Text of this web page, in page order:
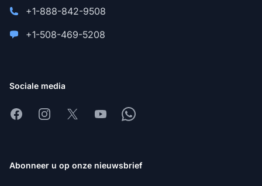
+1-888-842-9508
+1-508-469-5208
Sociale media
FacebookInstagram
X YoutubeWhatsapp
Abonneer u op onze nieuwsbrief